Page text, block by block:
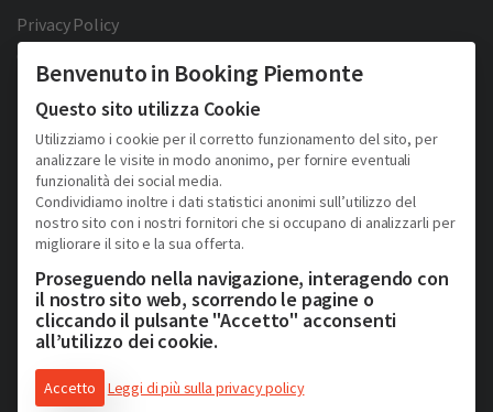
Privacy Policy
Facebook
Twitter YouTube Pinterest
2026 © Copyright - Turismo Alpmed S.r.l.
Cap. Soc. € 40.000 I.V. - P.IVA IT10807510010 - R.E.A TO 1163413
Via Giuseppe Pomba, 23, 10123, Torino, (Italy)
Tel. (+39) 331 9879633
Consulenza web & soluzioni e-commerce di Schiavone&Guga
Benvenuto in Booking Piemonte
Questo sito utilizza Cookie
Utilizziamo i cookie per il corretto funzionamento del sito, per
analizzare le visite in modo anonimo, per fornire eventuali
funzionalità dei social media.
Condividiamo inoltre i dati statistici anonimi sull’utilizzo del
nostro sito con i nostri fornitori che si occupano di analizzarli per
migliorare il sito e la sua offerta.
Proseguendo nella navigazione, interagendo con
il nostro sito web, scorrendo le pagine o
cliccando il pulsante "Accetto" acconsenti
all’utilizzo dei cookie.
Accetto Leggi di più sulla privacy policy